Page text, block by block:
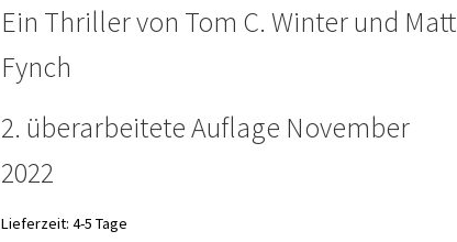
Ein Thriller von Tom C. Winter und Matt
Fynch
2. überarbeitete Auflage November
2022
Lieferzeit:4-5 Tage